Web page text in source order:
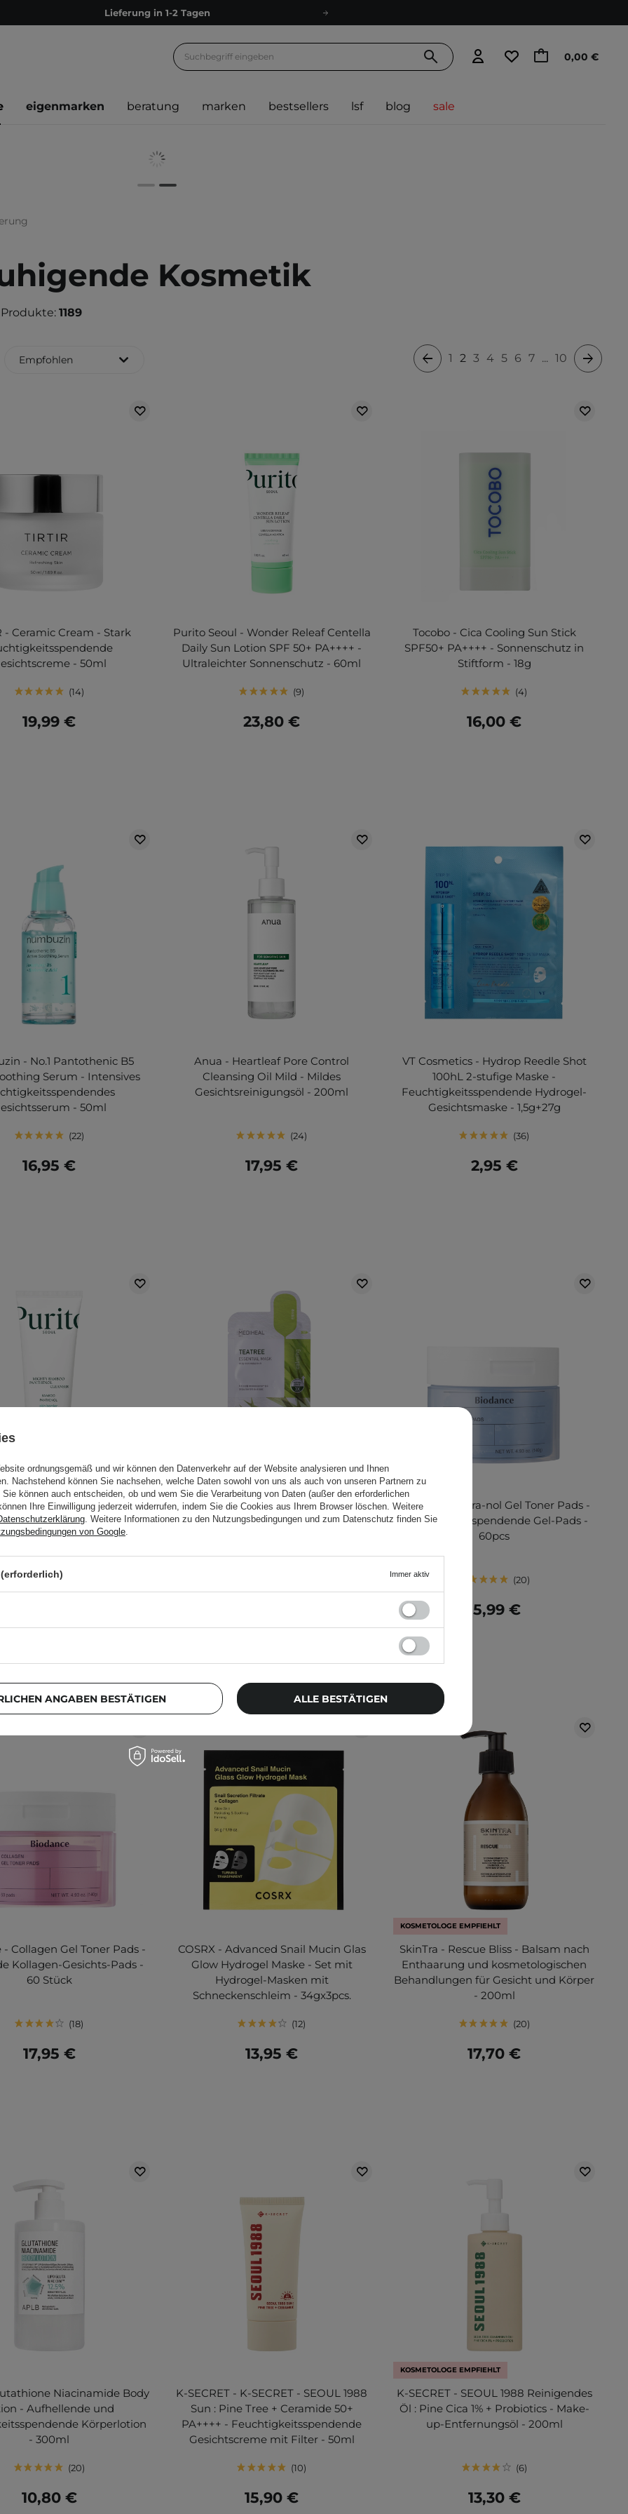
Empfehle uns weiter und sammle noch mehr Punkte
Ökologie
Treueprogramm
Kostenloser Versand ab 60 €
0,00 €
eigenmarken beratung marken bestsellers lsf blog sale
Kosmetik
1189
Empfohlen 1 2 3 4 5 6 7 ... 10
- Ceramic Cream - Stark
- 50ml
14
19,99 €
Purito Seoul - Wonder Releaf Centella
Daily Sun Lotion SPF 50+ PA++++ -
Ultraleichter Sonnenschutz - 60ml
9
23,80 €
Tocobo - Cica Cooling Sun Stick
SPF50+ PA++++ - Sonnenschutz in
Stiftform - 18g
4
16,00 €
- No.1 Pantothenic B5
Serum - Intensives
- 50ml
22
16,95 €
Anua - Heartleaf Pore Control
Cleansing Oil Mild - Mildes
Gesichtsreinigungsöl - 200ml
24
17,95 €
VT Cosmetics - Hydrop Reedle Shot
100hL 2-stufige Maske -
Feuchtigkeitsspendende Hydrogel-
Gesichtsmaske - 1,5g+27g
36
2,95 €
Seoul - Mighty Bamboo
Cleanser -
Mediheal - Teatree Essential Mask -
Lindernde Tuchgesichtsmaske -
Biodance - Cera-nol Gel Toner Pads -
Feuchtigkeitsspendende Gel-Pads -
60pcs
20
15,99 €
- Collagen Gel Toner Pads -
Kollagen-Gesichts-Pads -
60 Stück
18
17,95 €
COSRX - Advanced Snail Mucin Glas
Glow Hydrogel Maske - Set mit
Hydrogel-Masken mit
Schneckenschleim - 34gx3pcs.
12
13,95 €
KOSMETOLOGE EMPFIEHLT
SkinTra - Rescue Bliss - Balsam nach
Enthaarung und kosmetologischen
Behandlungen für Gesicht und Körper
- 200ml
20
17,70 €
Niacinamide Body
- Aufhellende und
Körperlotion
- 300ml
20
10,80 €
K-SECRET - K-SECRET - SEOUL 1988
Sun : Pine Tree + Ceramide 50+
PA++++ - Feuchtigkeitsspendende
Gesichtscreme mit Filter - 50ml
10
15,90 €
KOSMETOLOGE EMPFIEHLT
K-SECRET - SEOUL 1988 Reinigendes
Öl : Pine Cica 1% + Probiotics - Make-
up-Entfernungsöl - 200ml
6
13,30 €
ordnungsgemäß und wir können den Datenverkehr auf der Website analysieren und Ihnen
Nachstehend können Sie nachsehen, welche Daten sowohl von uns als auch von unseren Partnern zu
können auch entscheiden, ob und wem Sie die Verarbeitung von Daten (außer den erforderlichen
Ihre Einwilligung jederzeit widerrufen, indem Sie die Cookies aus Ihrem Browser löschen. Weitere
. Weitere Informationen zu den Nutzungsbedingungen und zum Datenschutz finden Sie
von Google.
Immer aktiv
ANGABEN BESTÄTIGEN ALLE BESTÄTIGEN